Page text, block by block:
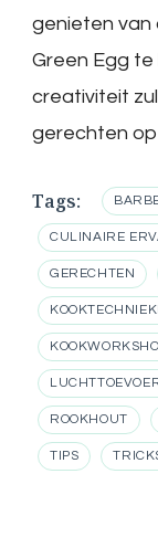
genieten van
Green Egg
creativiteit
gerechten
Tags:
CULINAIRE
GERECHTEN
ROOKHOUT
TIPS